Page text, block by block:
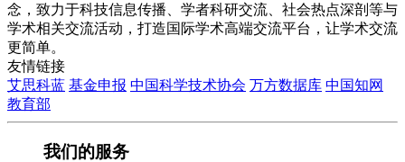
念，致力于科技信息传播、学者科研交流、社会热点深剖等与
学术相关交流活动，打造国际学术高端交流平台，让学术交流
更简单。
友情链接
艾思科蓝 基金申报 中国科学技术协会 万方数据库 中国知网
教育部
我们的服务